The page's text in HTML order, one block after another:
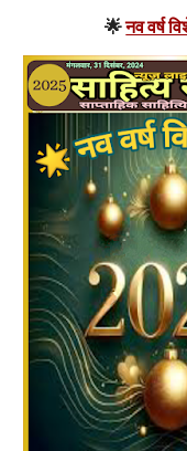
🌟नव वर्ष